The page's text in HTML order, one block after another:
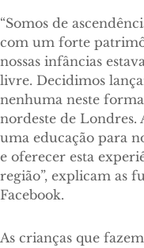
“Somos de
com um forte
nossas infâncias
livre. Decidimos
nenhuma neste
nordeste de
uma educação para
e oferecer esta
região”, explicam as
Facebook.
As crianças que